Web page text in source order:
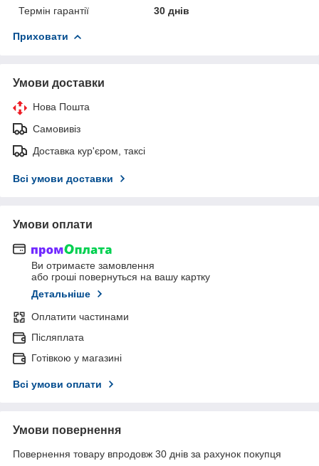
Термін гарантії
30 днів
Приховати
Умови доставки
Нова Пошта
Самовивіз
Доставка кур'єром, таксі
Всі умови доставки
Умови оплати
Ви отримаєте замовлення
або гроші повернуться на вашу картку
Детальніше
Оплатити частинами
Післяплата
Готівкою у магазині
Всі умови оплати
Умови повернення
Повернення товару впродовж 30 днів за рахунок покупця